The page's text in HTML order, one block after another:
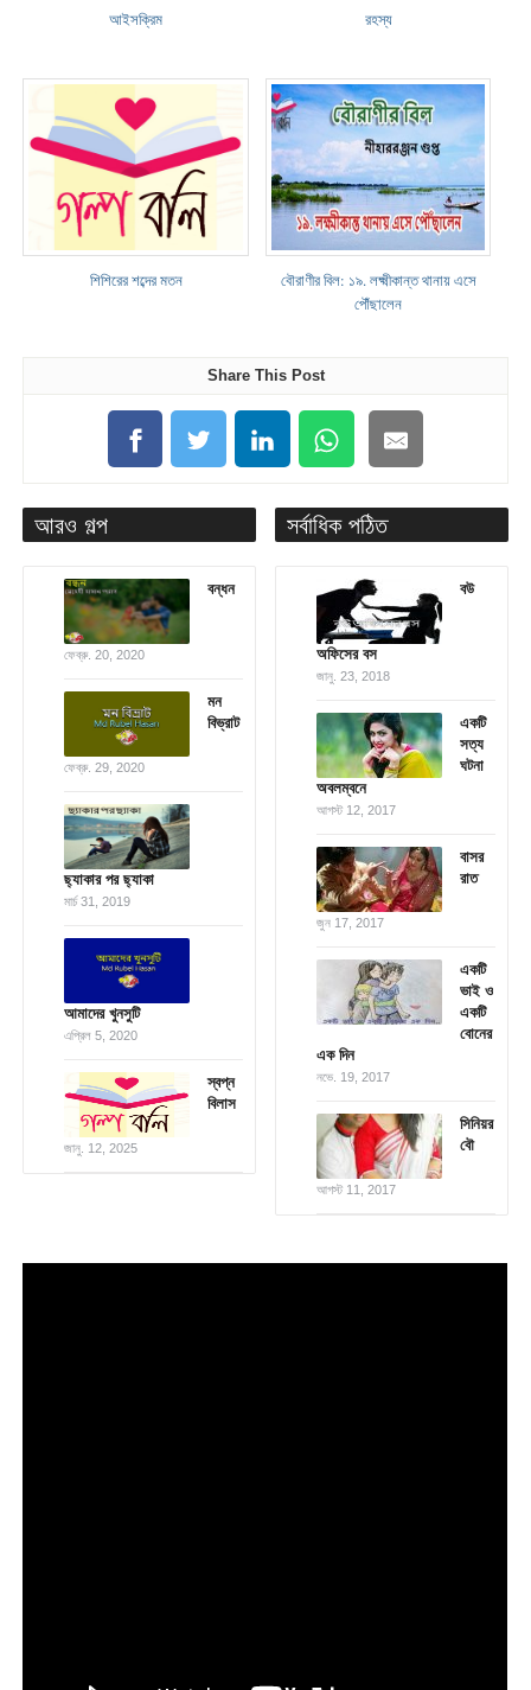
আইসক্রিম রহস্য
শিশিরের শব্দের মতন
বৌরাণীর বিল: ১৯. লক্ষ্মীকান্ত থানায় এসে
পৌঁছালেন
Share This Post
আরও গল্প
বন্ধন
ফেব্রু. 20, 2020
মন
বিভ্রাট
ফেব্রু. 29, 2020
ছ্যাকার পর ছ্যাকা
মার্চ 31, 2019
আমাদের খুনসুটি
এপ্রিল 5, 2020
স্বপ্ন
বিলাস
জানু. 12, 2025
সর্বাধিক পঠিত
বউ
অফিসের বস
জানু. 23, 2018
একটি
সত্য
ঘটনা
অবলম্বনে
আগস্ট 12, 2017
বাসর
রাত
জুন 17, 2017
একটি
ভাই ও
একটি
বোনের
এক দিন
নভে. 19, 2017
সিনিয়র
বৌ
আগস্ট 11, 2017